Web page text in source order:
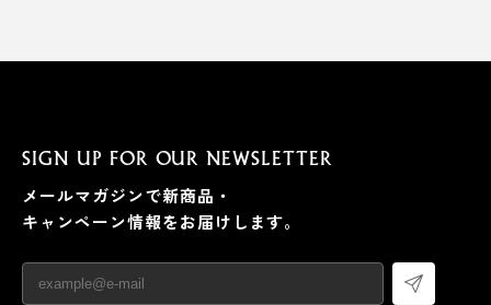
SIGN UP FOR OUR NEWSLETTER
メールマガジンで新商品・
キャンペーン情報をお届けします。